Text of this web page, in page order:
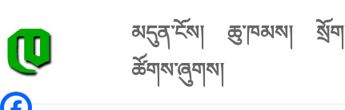
མདུན་ངོས། ཆུ་ཁམས།
ཚོགས་ཞུགས།